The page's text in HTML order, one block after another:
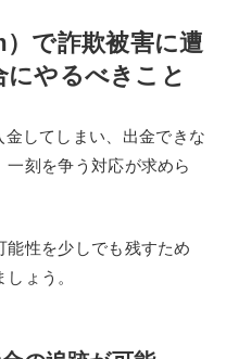
で詐欺被害に遭
にやるべきこと
してしまい、出金できな
刻を争う対応が求めら
性を少しでも残すため
ょう。